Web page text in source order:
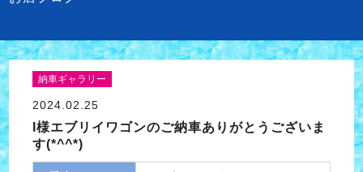
納車ギャラリー
2024.02.25
I様エブリイワゴンのご納車ありがとうございま
す(*^^*)